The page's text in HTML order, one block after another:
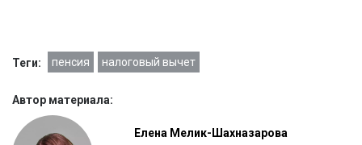
Теги: пенсия налоговый вычет
Автор материала:
Елена Мелик-Шахназарова